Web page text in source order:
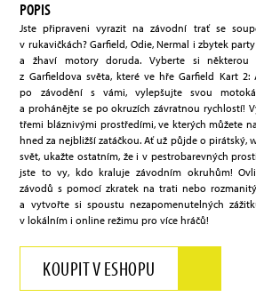
POPIS
Jste připraveni vyrazit na závodní trať se
v rukavičkách? Garfield, Odie, Nermal i zbytek
a žhaví motory doruda. Vyberte si některou
z Garfieldova světa, které ve hře Garfield Kart
po závodění s vámi, vylepšujte svou
a prohánějte se po okruzích závratnou rychlostí!
třemi bláznivými prostředími, ve kterých můžete
hned za nejbližší zatáčkou. Ať už půjde o pirátský,
svět, ukažte ostatním, že i v pestrobarevných
jste to vy, kdo kraluje závodním okruhům!
závodů s pomocí zkratek na trati nebo
a vytvořte si spoustu nezapomenutelných
v lokálním i online režimu pro více hráčů!
KOUPIT V ESHOPU